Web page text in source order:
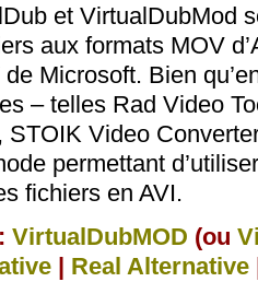
et VirtualDubMod
aux formats MOV
Microsoft. Bien
– telles Rad Video
STOIK Video
permettant
fichiers en AVI.
VirtualDubMOD (ou
| Real Alternative